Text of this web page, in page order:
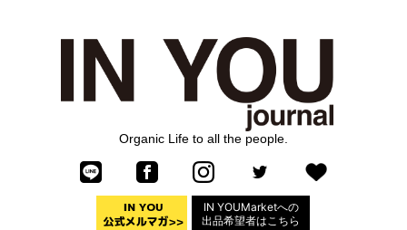
Organic Life to all the people.
IN YOUMarketへの
出品希望者はこちら